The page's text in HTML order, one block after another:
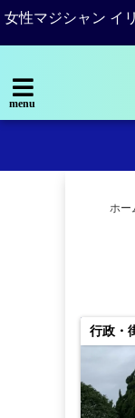
女性マジシャン イ
menu
ホー
行政・